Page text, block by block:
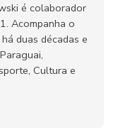
é colaborador
Acompanha o
duas décadas e
Cultura e